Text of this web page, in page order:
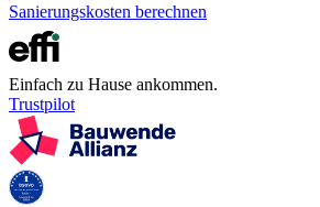
Sanierungskosten berechnen
Einfach zu Hause ankommen.
Trustpilot